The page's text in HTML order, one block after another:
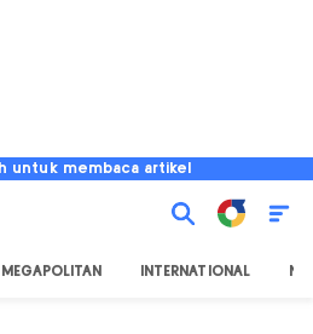
untuk membaca artikel
MEGAPOLITAN INTERNATIONAL